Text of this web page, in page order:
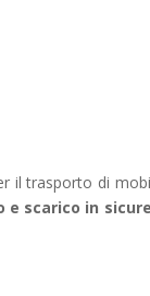
il trasporto di
scarico in